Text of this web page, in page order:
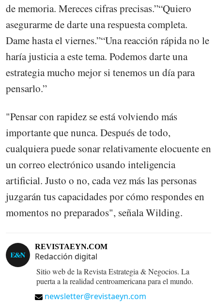
de memoria. Mereces cifras precisas.”“Quiero
asegurarme de darte una respuesta completa.
Dame hasta el viernes.”“Una reacción rápida no le
haría justicia a este tema. Podemos darte una
estrategia mucho mejor si tenemos un día para
pensarlo.”
"Pensar con rapidez se está volviendo más
importante que nunca. Después de todo,
cualquiera puede sonar relativamente elocuente en
un correo electrónico usando inteligencia
artificial. Justo o no, cada vez más las personas
juzgarán tus capacidades por cómo respondes en
momentos no preparados", señala Wilding.
REVISTAEYN.COM
Redacción digital
Sitio web de la Revista Estrategia & Negocios. La
puerta a la realidad centroamericana para el mundo.
newsletter@revistaeyn.com